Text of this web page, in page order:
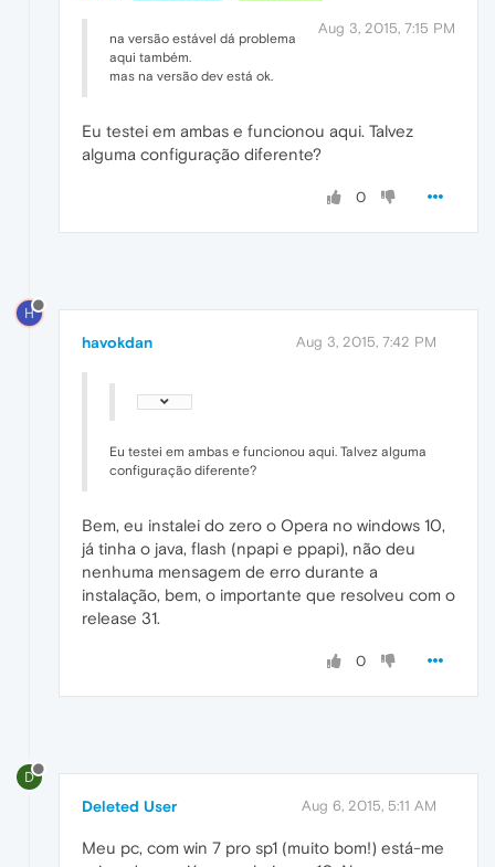
Aug 3, 2015, 7:15 PM
na versão estável dá problema
aqui também.
mas na versão dev está ok.
Eu testei em ambas e funcionou aqui. Talvez
alguma configuração diferente?
0
H
havokdan Aug 3, 2015, 7:42 PM
Eu testei em ambas e funcionou aqui. Talvez alguma
configuração diferente?
Bem, eu instalei do zero o Opera no windows 10,
já tinha o java, flash (npapi e ppapi), não deu
nenhuma mensagem de erro durante a
instalação, bem, o importante que resolveu com o
release 31.
0
D
Deleted User Aug 6, 2015, 5:11 AM
Meu pc, com win 7 pro sp1 (muito bom!) está-me